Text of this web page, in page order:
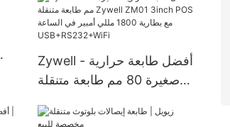
الطابعة 80 مم 58 مم
Zy3310 USB
Zywell - أفضل طابعة حرارية
صغيرة 80 مم طابعة متنقلة
بطارية 1800 مللي أمبير في